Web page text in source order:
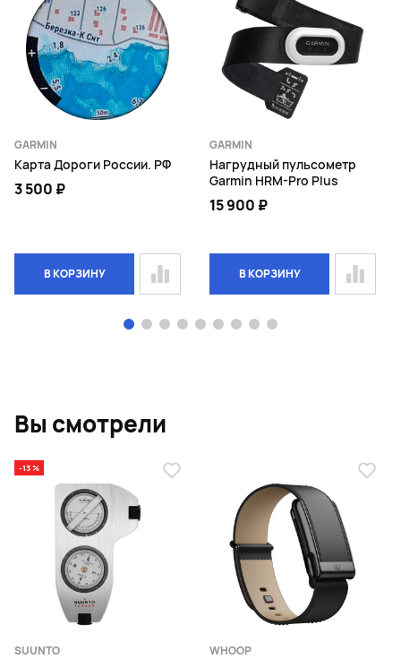
GARMIN
Карта Дороги России. РФ
3 500 ₽
В КОРЗИНУ
GARMIN
Нагрудный пульсометр
Garmin HRM-Pro Plus
15 900 ₽
В КОРЗИНУ
Вы смотрели
-13 %
SUUNTO WHOOP